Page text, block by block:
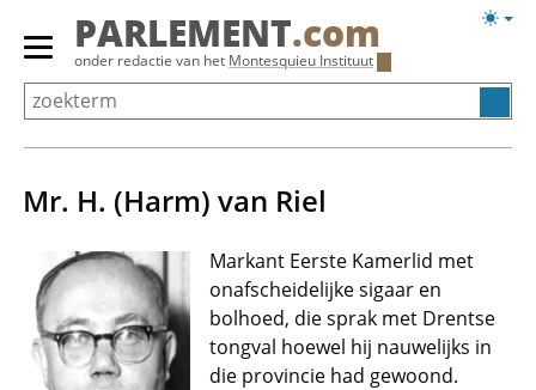
Overslaan
Primair
menu
tonen/verbergen
PARLEMENT.com
onder redactie van het Montesquieu Instituut
Mr. H. (Harm) van Riel
Markant Eerste Kamerlid met
onafscheidelijke sigaar en
bolhoed, die sprak met Drentse
tongval hoewel hij nauwelijks in
die provincie had gewoond.